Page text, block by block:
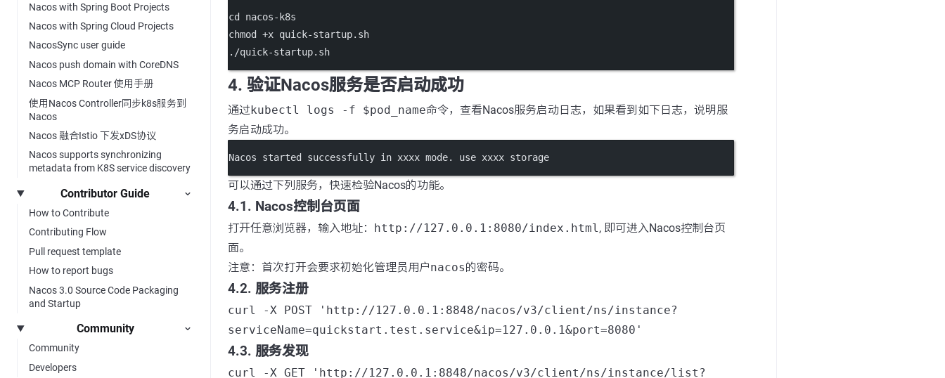
Nacos with Spring Boot Projects
Nacos with Spring Cloud Projects
NacosSync user guide
Nacos push domain with CoreDNS
Nacos MCP Router 使用手册
使用Nacos Controller同步k8s服务到
Nacos
Nacos 融合Istio 下发xDS协议
Nacos supports synchronizing
metadata from K8S service discovery
Contributor Guide
How to Contribute
Contributing Flow
Pull request template
How to report bugs
Nacos 3.0 Source Code Packaging
and Startup
Community
Community
Developers
cd
nacos-k8s
chmod
+x quick-startup.sh
./quick-startup.sh
4. 验证Nacos服务是否启动成功
通过kubectl logs -f $pod_name命令，查看Nacos服务启动日志，如果看到如下日志，说明服
务启动成功。
Nacos started successfully in xxxx mode. use xxxx storage
可以通过下列服务，快速检验Nacos的功能。
4.1. Nacos控制台页面
打开任意浏览器，输入地址： http://127.0.0.1:8080/index.html, 即可进入Nacos控制台页
面。
注意：首次打开会要求初始化管理员用户nacos的密码。
4.2. 服务注册
curl -X POST 'http://127.0.0.1:8848/nacos/v3/client/ns/instance?
serviceName=quickstart.test.service&ip=127.0.0.1&port=8080'
4.3. 服务发现
curl -X GET 'http://127.0.0.1:8848/nacos/v3/client/ns/instance/list?